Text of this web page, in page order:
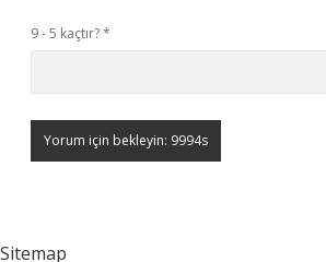
9 - 5 kaçtır?*
Sitemap